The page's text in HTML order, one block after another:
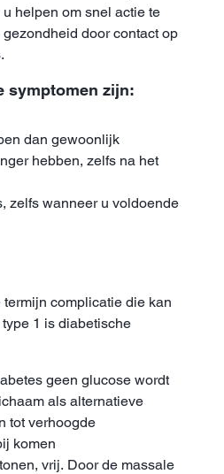
helpen om snel actie te
door contact op
symptomen zijn:
dan gewoonlijk
hebben, zelfs na het
zelfs wanneer u voldoende
complicatie die kan
1 is diabetische
geen glucose wordt
als alternatieve
tot verhoogde
komen
vrij. Door de massale